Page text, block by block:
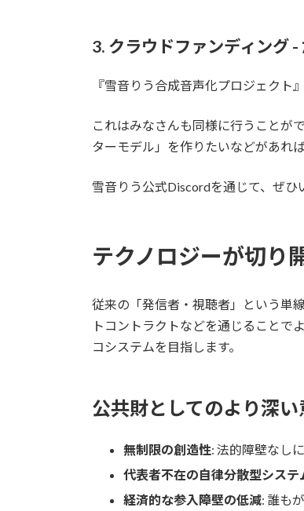
3. クラウドファンディング
『雪音りう合成音声化プロジェクト
これはみなさんも同様に行うことが
ターモデル」を作りたいなどがあれ
雪音りう公式Discordを通じて、ぜひ
テクノロジーが切り
従来の「発信者・視聴者」という単
トコントラクトなどを通じることで
コシステムを目指します。
公共財としてのより深い
無制限の創造性: 法的障壁なし
代表者不在の自律分散型システ
経済的な参入障壁の低減: 誰も